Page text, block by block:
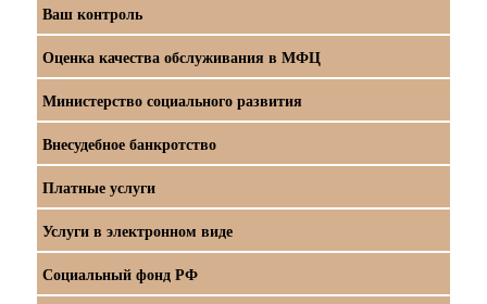
Ваш контроль
Оценка качества обслуживания в МФЦ
Министерство социального развития
Внесудебное банкротство
Платные услуги
Услуги в электронном виде
Социальный фонд РФ